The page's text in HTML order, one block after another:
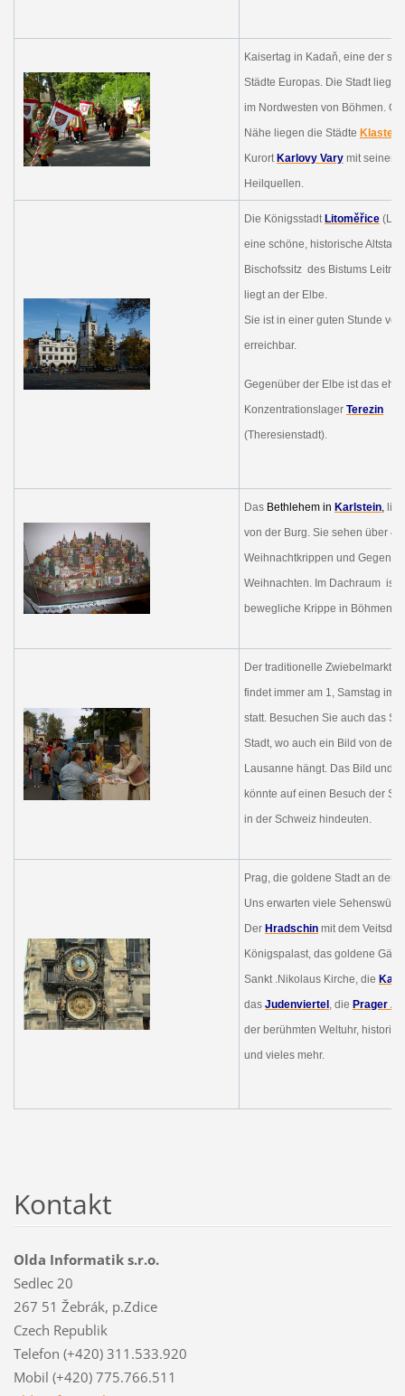
Kaisertag in Kadaň, eine der
Städte Europas. Die Stadt liegt
im Nordwesten von Böhmen.
Nähe liegen die Städte
Kurort Karlovy Varymit seinen
Heilquellen.
Die Königsstadt Litoměřice
eine schöne, historische
Bischofssitz des Bistums
liegt an der Elbe.
Sie ist in einer guten Stunde
erreichbar.
Gegenüber der Elbe ist das
Konzentrationslager Terezin
(Theresienstadt).
DasBethlehem in Karlstein,
von der Burg. Sie sehen über 40
Weihnachtkrippen und
Weihnachten. Im Dachraum ist
bewegliche Krippe in Böhmen
Der traditionelle Zwiebelmarkt in
findet immer am 1, Samstag im
statt. Besuchen Sie auch das
Stadt, wo auch ein Bild von der
Lausanne hängt. Das Bild und
könnte auf einen Besuch der
in der Schweiz hindeuten.
Prag, die goldene Stadt an der
Uns erwarten viele
Der Hradschinmit dem
Königspalast, das goldene
Sankt .Nikolaus Kirche, die
das Judenviertel, die Prager
der berühmten Weltuhr,
und vieles mehr.
Kontakt
Olda Informatik s.r.o.
Sedlec 20
267 51 Žebrák, p.Zdice
Czech Republik
Telefon (+420) 311.533.920
Mobil (+420) 775.766.511